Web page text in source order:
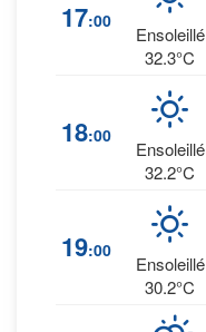
17:00
Ensoleillé
32.3°C
18:00
Ensoleillé
32.2°C
19:00
Ensoleillé
30.2°C